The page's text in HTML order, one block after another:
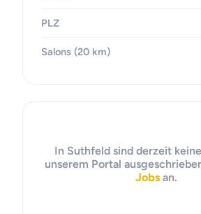
PLZ
Salons (20 km)
In Suthfeld sind derzeit
unserem Portal
Jobs an.